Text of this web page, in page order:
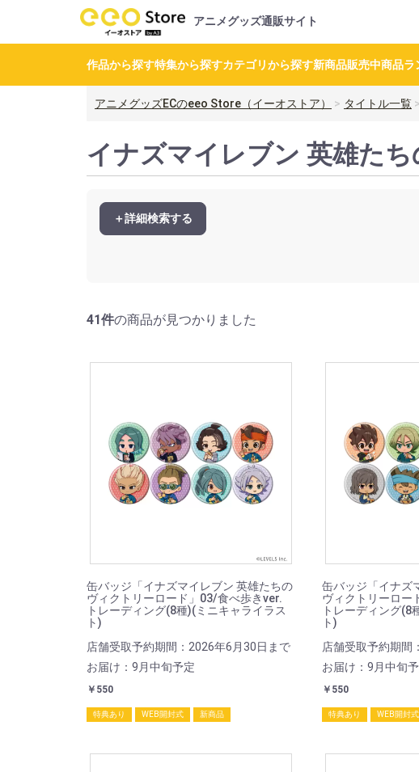
アニメグッズ通販サイト
作品から探す特集から探すカテゴリから探す新商品販売中商品ラ
アニメグッズECのeeo Store（イーオストア） タイトル一覧
イナズマイレブン 英雄た
＋詳細検索する
41件の商品が見つかりました
缶バッジ「イナズマイレブン 英雄たちの
ヴィクトリーロード」03/食べ歩きver.
トレーディング(8種)(ミニキャライラス
ト)
店舗受取予約期間：2026年6月30日まで
お届け：9月中旬予定
￥550
特典あり WEB開封式 新商品
缶バッジ「イナズ
ヴィクトリーロー
トレーディング(8
ト)
店舗受取予約期間
お届け：9月中旬
￥550
特典あり WEB開封式